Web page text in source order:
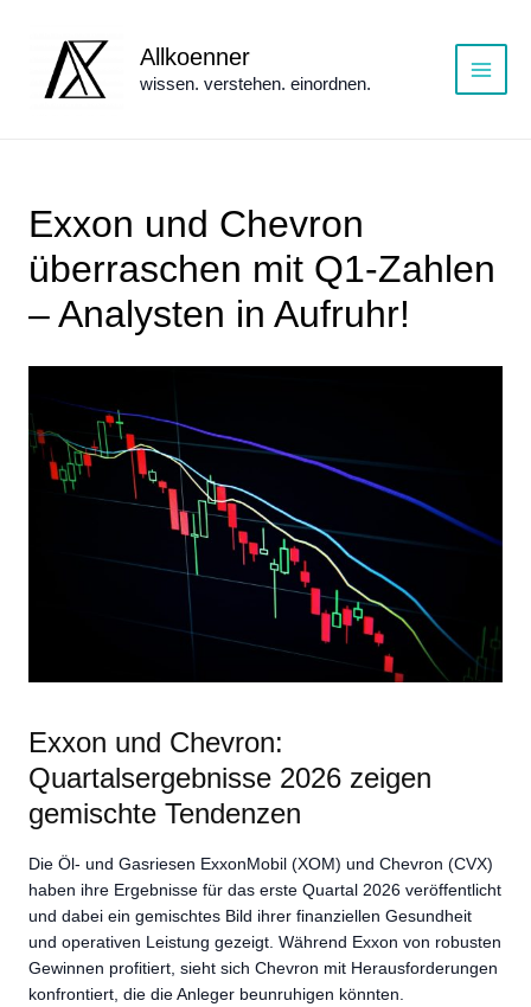
springen
Allkoenner
wissen. verstehen. einordnen.
Main
Exxon und Chevron
überraschen mit Q1-Zahlen
– Analysten in Aufruhr!
Exxon und Chevron:
Quartalsergebnisse 2026 zeigen
gemischte Tendenzen
Die Öl- und Gasriesen ExxonMobil (XOM) und Chevron (CVX)
haben ihre Ergebnisse für das erste Quartal 2026 veröffentlicht
und dabei ein gemischtes Bild ihrer finanziellen Gesundheit
und operativen Leistung gezeigt. Während Exxon von robusten
Gewinnen profitiert, sieht sich Chevron mit Herausforderungen
konfrontiert, die die Anleger beunruhigen könnten.